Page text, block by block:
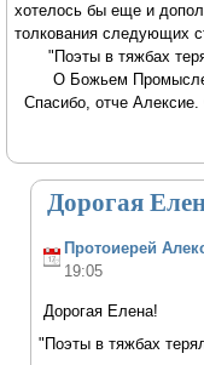
хотелось бы еще и
толкования следующих
"Поэты в тяжбах
О Божьем Промысле
Спасибо, отче
Дорогая
Протоиерей
19:05
Дорогая Елена!
"Поэты в тяжбах